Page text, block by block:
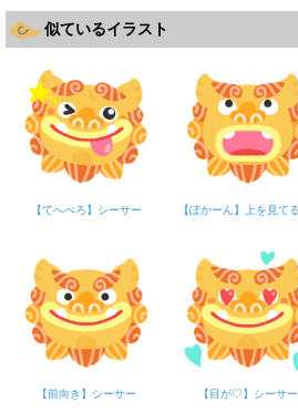
似ているイラスト
【てへぺろ】シーサー
【前向き】シーサー 【目が♡】シーサー